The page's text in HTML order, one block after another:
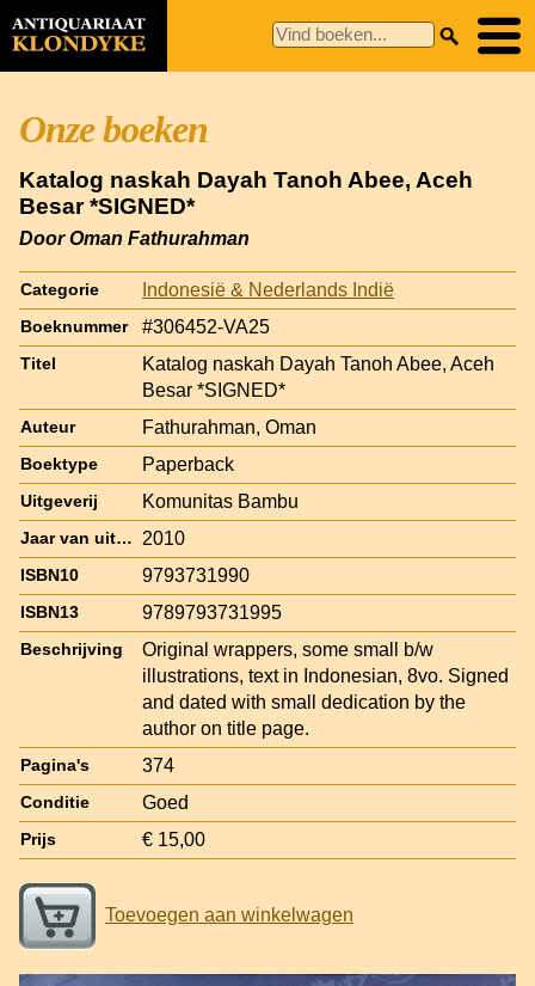
Onze boeken
Katalog naskah Dayah Tanoh Abee, Aceh
Besar *SIGNED*
Door Oman Fathurahman
Categorie Indonesië & Nederlands Indië
Boeknummer #306452-VA25
Titel
Katalog naskah Dayah Tanoh Abee, Aceh
Besar *SIGNED*
Auteur Fathurahman, Oman
Boektype Paperback
Uitgeverij Komunitas Bambu
Jaar van uitgave 2010
ISBN10 9793731990
ISBN13 9789793731995
Beschrijving
Original wrappers, some small b/w
illustrations, text in Indonesian, 8vo. Signed
and dated with small dedication by the
author on title page.
Pagina's 374
Conditie Goed
Prijs € 15,00
Toevoegen aan winkelwagen